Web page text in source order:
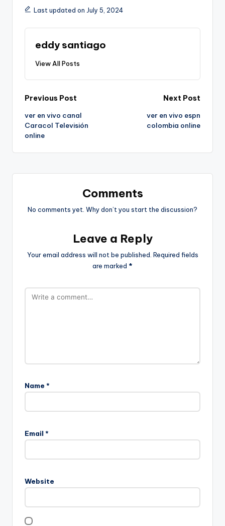
Last updated on July 5, 2024
eddy santiago
View All Posts
Post
navigation
Previous Post
ver en vivo canal
Caracol Televisión
online
Next Post
ver en vivo espn
colombia online
Comments
No comments yet. Why don’t you start the discussion?
Leave a Reply
Your email address will not be published. Required fields
are marked *
Name *
Email *
Website